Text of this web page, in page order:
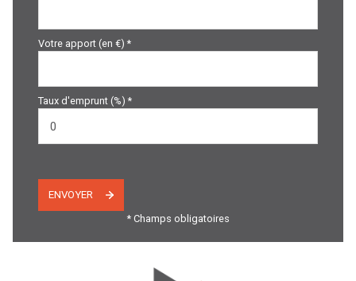
Votre apport (en €) *
Taux d'emprunt (%) *
ENVOYER
* Champs obligatoires